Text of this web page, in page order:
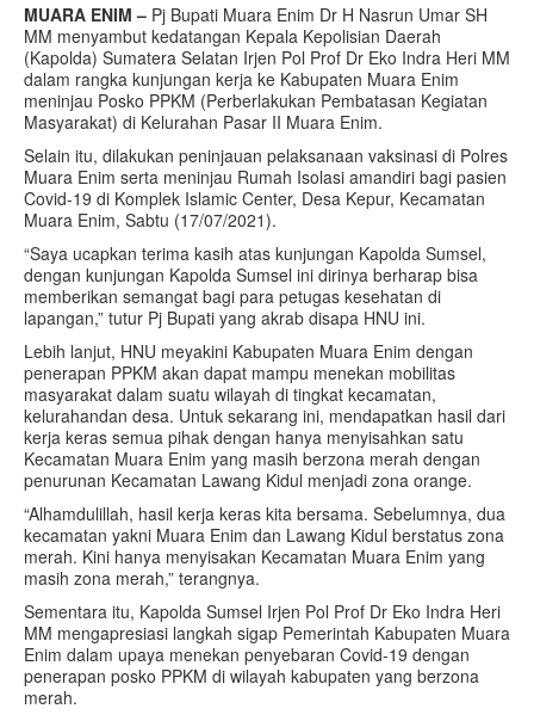
MUARA ENIM – Pj Bupati Muara Enim Dr H Nasrun Umar SH
MM menyambut kedatangan Kepala Kepolisian Daerah
(Kapolda) Sumatera Selatan Irjen Pol Prof Dr Eko Indra Heri MM
dalam rangka kunjungan kerja ke Kabupaten Muara Enim
meninjau Posko PPKM (Perberlakukan Pembatasan Kegiatan
Masyarakat) di Kelurahan Pasar II Muara Enim.
Selain itu, dilakukan peninjauan pelaksanaan vaksinasi di Polres
Muara Enim serta meninjau Rumah Isolasi amandiri bagi pasien
Covid-19 di Komplek Islamic Center, Desa Kepur, Kecamatan
Muara Enim, Sabtu (17/07/2021).
“Saya ucapkan terima kasih atas kunjungan Kapolda Sumsel,
dengan kunjungan Kapolda Sumsel ini dirinya berharap bisa
memberikan semangat bagi para petugas kesehatan di
lapangan,” tutur Pj Bupati yang akrab disapa HNU ini.
Lebih lanjut, HNU meyakini Kabupaten Muara Enim dengan
penerapan PPKM akan dapat mampu menekan mobilitas
masyarakat dalam suatu wilayah di tingkat kecamatan,
kelurahandan desa. Untuk sekarang ini, mendapatkan hasil dari
kerja keras semua pihak dengan hanya menyisahkan satu
Kecamatan Muara Enim yang masih berzona merah dengan
penurunan Kecamatan Lawang Kidul menjadi zona orange.
“Alhamdulillah, hasil kerja keras kita bersama. Sebelumnya, dua
kecamatan yakni Muara Enim dan Lawang Kidul berstatus zona
merah. Kini hanya menyisakan Kecamatan Muara Enim yang
masih zona merah,” terangnya.
Sementara itu, Kapolda Sumsel Irjen Pol Prof Dr Eko Indra Heri
MM mengapresiasi langkah sigap Pemerintah Kabupaten Muara
Enim dalam upaya menekan penyebaran Covid-19 dengan
penerapan posko PPKM di wilayah kabupaten yang berzona
merah.